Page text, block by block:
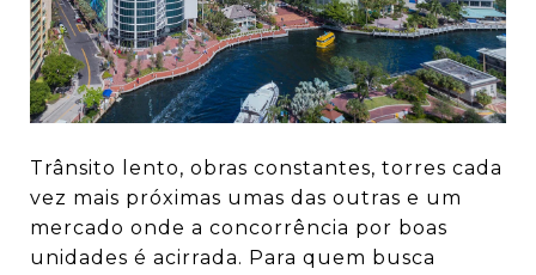
Trânsito lento, obras constantes, torres cada
vez mais próximas umas das outras e um
mercado onde a concorrência por boas
unidades é acirrada. Para quem busca